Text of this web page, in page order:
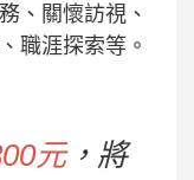
、關懷訪視、
職涯探索等。
元， 將